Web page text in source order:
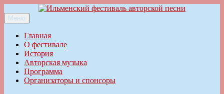
к
содержимому
Ильменский фестиваль авторской песни
Меню
Главная
О фестивале
История
Авторская музыка
Программа
Организаторы и спонсоры